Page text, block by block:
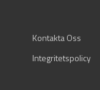
Kontakta Oss
Integritetspolicy